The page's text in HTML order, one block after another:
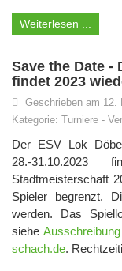
Weiterlesen ...
Save the Date -
findet 2023
Geschrieben am 12.
Kategorie: Turniere -
Der ESV Lok
28.-
Stadtmeisterschaft
Spieler begrenzt.
werden. Das
siehe Ausschreibung
schach.de.